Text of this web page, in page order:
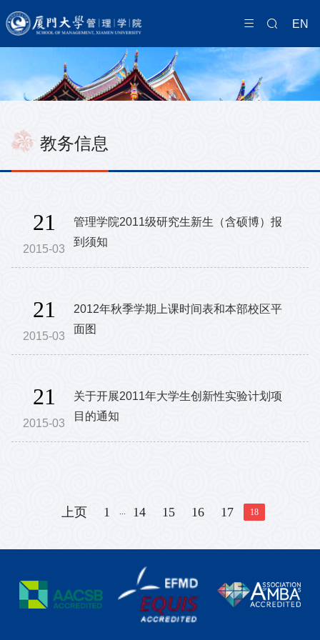
EN
教务信息
21
2015-03
管理学院2011级研究生新生（含硕博）报
到须知
21
2015-03
2012年秋季学期上课时间表和本部校区平
面图
21
2015-03
关于开展2011年大学生创新性实验计划项
目的通知
上页 1 ... 14 15 16 17 18